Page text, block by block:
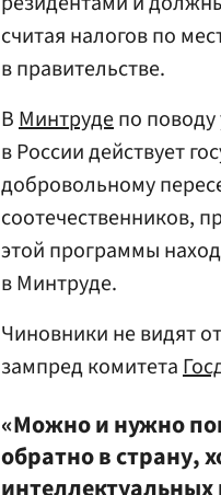
считая налогов по
в правительстве.
ВМинтрудепо
в России действует
добровольному
соотечественников,
этой программы
в Минтруде.
Чиновники не видят
зампред комитета
«Можно и нужно
обратно в страну,